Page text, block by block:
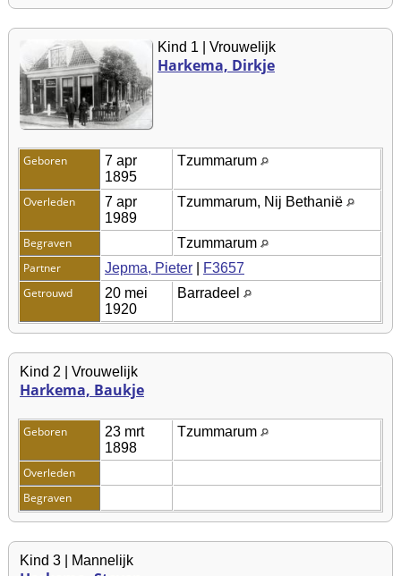
Kind 1 | Vrouwelijk
Harkema, Dirkje
Geboren
7 apr
1895
Tzummarum
Overleden
7 apr
1989
Tzummarum, Nij Bethanië
Begraven
Tzummarum
Partner
Jepma, Pieter
F3657
Getrouwd
20 mei
1920
Barradeel
Kind 2 | Vrouwelijk
Harkema, Baukje
Geboren
23 mrt
1898
Tzummarum
Overleden
Begraven
Kind 3 | Mannelijk